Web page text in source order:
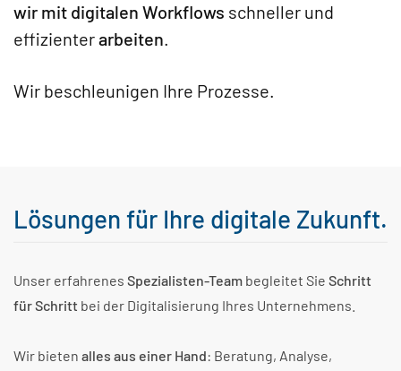
wir mit digitalen Workflows schneller und
effizienterarbeiten.
Wir beschleunigen Ihre Prozesse.
Lösungen für Ihre digitale Zukunft.
Unser erfahrenes Spezialisten-Team begleitet Sie Schritt
für Schritt bei der Digitalisierung Ihres Unternehmens.
Wir bieten alles aus einer Hand: Beratung, Analyse,